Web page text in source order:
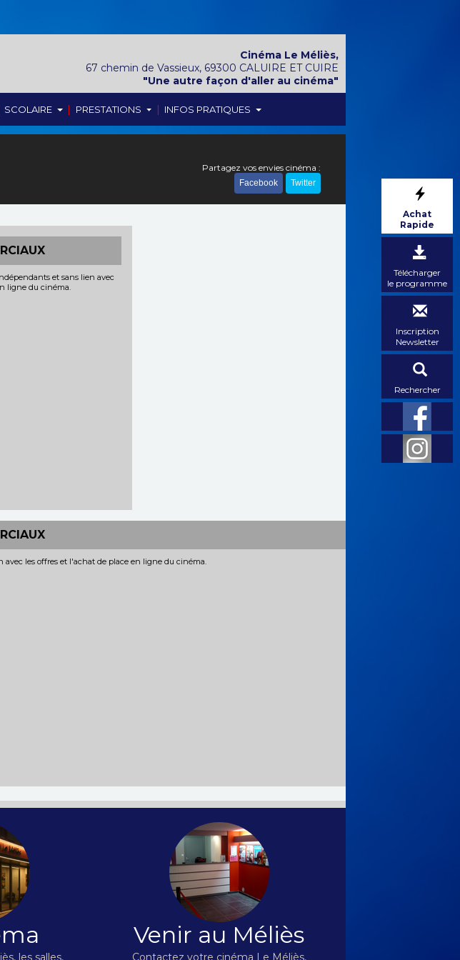
SCOLAIRE | PRESTATIONS | INFOS PRATIQUES
Achat
Rapide
Télécharger
le programme
Inscription
Newsletter
Rechercher
Cinéma Le Méliès,
67 chemin de Vassieux, 69300 CALUIRE ET CUIRE
"Une autre façon d'aller au cinéma"
Partagez vos envies cinéma :
Facebook Twitter
et sans lien avec
ligne du cinéma.
les offres et l'achat de place en ligne du cinéma.
les salles,
Venir au Méliès
Contactez votre cinéma Le Méliès,